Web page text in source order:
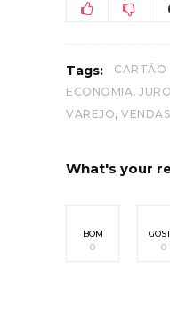
Tags: CARTÃO
ECONOMIA,
VAREJO, VENDAS
What's your
BOM
0
0